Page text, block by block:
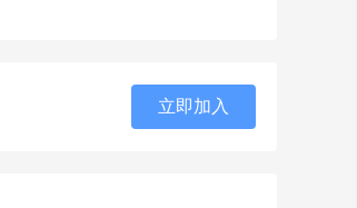
立即加入